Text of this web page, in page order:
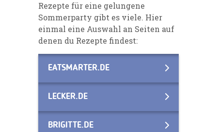
Rezepte für eine gelungene
Sommerparty gibt es viele. Hier
einmal eine Auswahl an Seiten auf
denen du Rezepte findest:
EATSMARTER.DE
LECKER.DE
BRIGITTE.DE